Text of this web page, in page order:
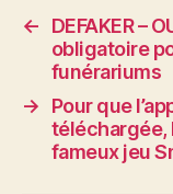
←
DEFAKER –
obligatoire
funérariums
→
Pour que
téléchargée,
fameux jeu